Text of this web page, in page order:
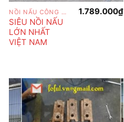
SIÊU NỒI NẤU
LỚN NHẤT
VIỆT NAM
1.789.000₫